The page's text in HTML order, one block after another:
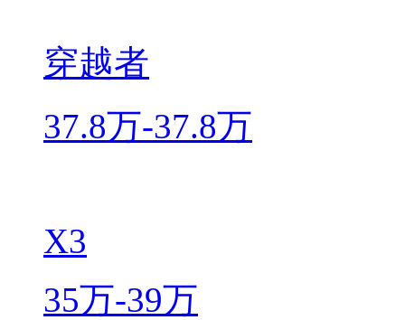
穿越者
37.8万-37.8万
X3
35万-39万